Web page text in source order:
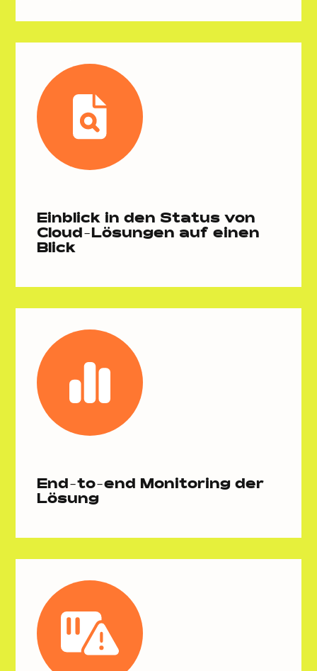
Einblick in den Status von
Cloud-Lösungen auf einen
Blick
End-to-end Monitoring der
Lösung